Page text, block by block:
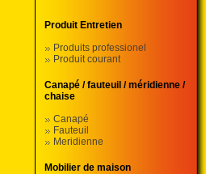
Produit Entretien
Produits professionel
Produit courant
Canapé / fauteuil / méridienne /
chaise
Canapé
Fauteuil
Meridienne
Mobilier de maison